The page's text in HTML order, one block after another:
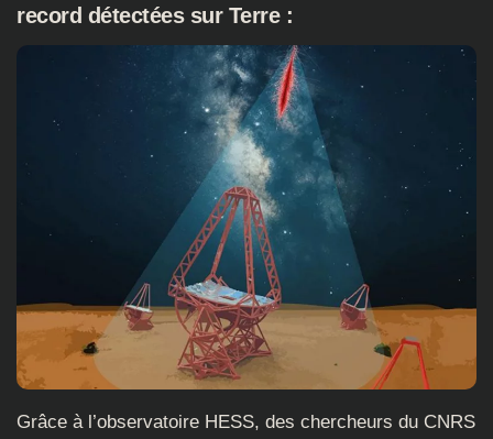
record détectées sur Terre :
Grâce à l’observatoire HESS, des chercheurs du CNRS